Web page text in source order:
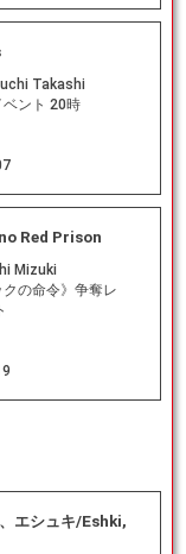
Takashi
ント 20時
Red Prison
Mizuki
クの命令》争奪レ
エシュキ/Eshki,